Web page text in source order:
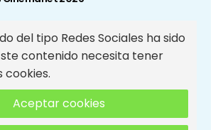
del tipo Redes Sociales ha sido
contenido necesita tener
cookies.
Aceptar cookies